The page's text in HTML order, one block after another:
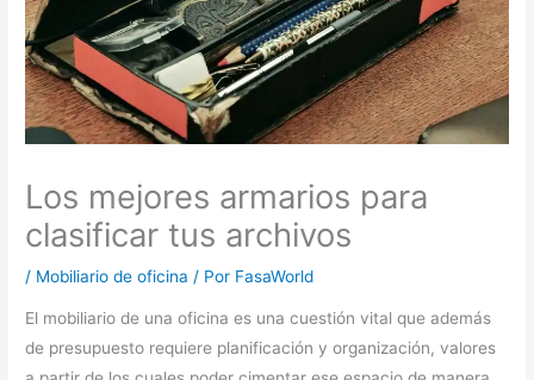
Los mejores armarios para
clasificar tus archivos
/ Mobiliario de oficina / Por FasaWorld
El mobiliario de una oficina es una cuestión vital que además
de presupuesto requiere planificación y organización, valores